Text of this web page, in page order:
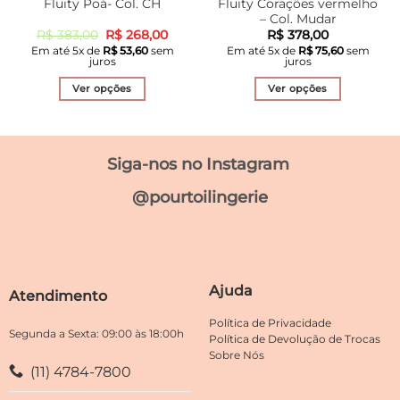
Fluity Poá- Col. CH
R$383,00 O
preço
original
era:
R$ 383,00.
R$ 268,00O
preço
atual
Em até 5x de R$53,60sem
juros
Ver opções
várias
na
do
Fluity Corações vermelho
– Col. Mudar
R$ 378,00
Em até 5x de R$75,60sem
juros
Ver opções
do
Siga-nos no Instagram
@pourtoilingerie
Atendimento
Segunda a Sexta: 09:00 às 18:00h
(11) 4784-7800
Ajuda
Política de Privacidade
Política de Devolução de Trocas
Sobre Nós